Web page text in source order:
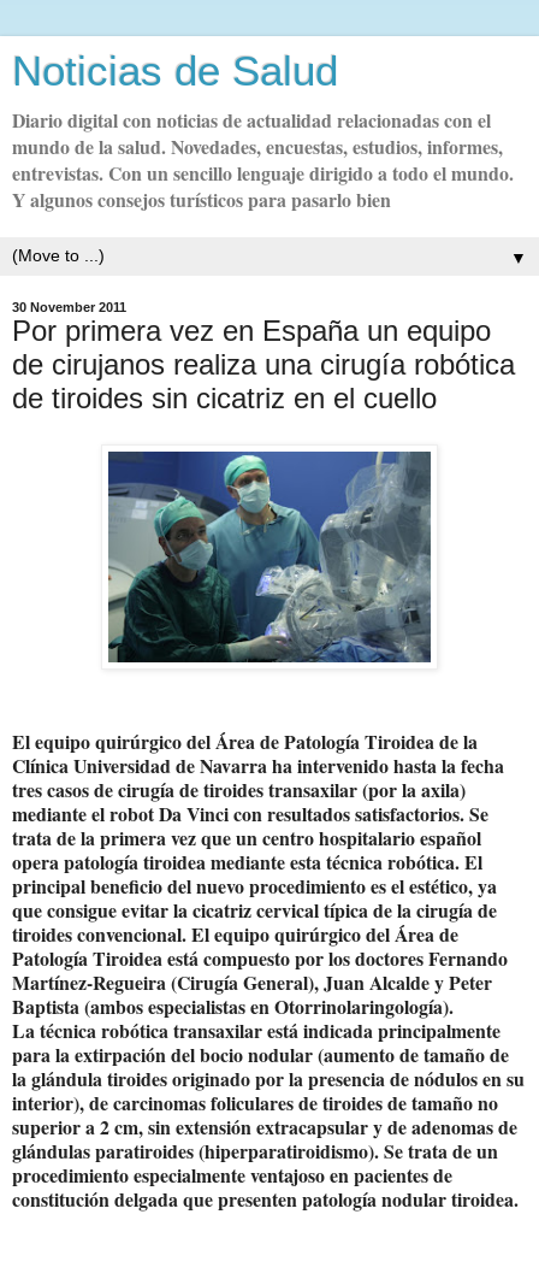
Noticias de Salud
Diario digital con noticias de actualidad relacionadas con el
mundo de la salud. Novedades, encuestas, estudios, informes,
entrevistas. Con un sencillo lenguaje dirigido a todo el mundo.
Y algunos consejos turísticos para pasarlo bien
▼
30 November 2011
Por primera vez en España un equipo
de cirujanos realiza una cirugía robótica
de tiroides sin cicatriz en el cuello
El equipo quirúrgico del Área de Patología Tiroidea de la
Clínica Universidad de Navarra ha intervenido hasta la fecha
tres casos de cirugía de tiroides transaxilar (por la axila)
mediante el robot Da Vinci con resultados satisfactorios. Se
trata de la primera vez que un centro hospitalario español
opera patología tiroidea mediante esta técnica robótica. El
principal beneficio del nuevo procedimiento es el estético, ya
que consigue evitar la cicatriz cervical típica de la cirugía de
tiroides convencional. El equipo quirúrgico del Área de
Patología Tiroidea está compuesto por los doctores Fernando
Martínez-Regueira (Cirugía General), Juan Alcalde y Peter
Baptista (ambos especialistas en Otorrinolaringología).
La técnica robótica transaxilar está indicada principalmente
para la extirpación del bocio nodular (aumento de tamaño de
la glándula tiroides originado por la presencia de nódulos en su
interior), de carcinomas foliculares de tiroides de tamaño no
superior a 2 cm, sin extensión extracapsular y de adenomas de
glándulas paratiroides (hiperparatiroidismo). Se trata de un
procedimiento especialmente ventajoso en pacientes de
constitución delgada que presenten patología nodular tiroidea.